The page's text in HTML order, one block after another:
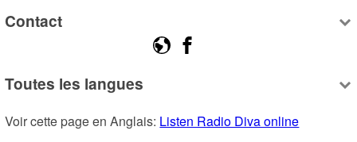
Contact
Toutes les langues
Voir cette page en Anglais: Listen Radio Diva online